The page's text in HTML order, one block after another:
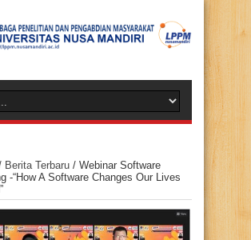
Berita Terbaru / Webinar Software
-“How A Software Changes Our Lives